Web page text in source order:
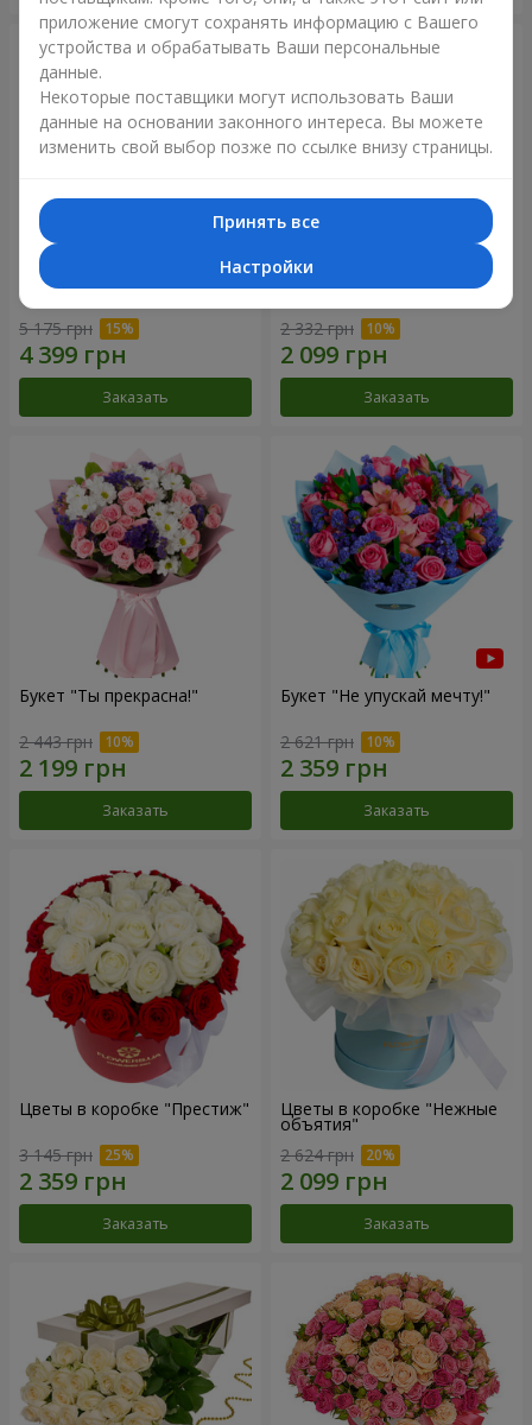
51 белая хризантема
5 175 грн
Заказать
Романтический букет
2 332 грн
Заказать
Букет "Ты прекрасна!"
2 443 грн
Заказать
Букет "Не упускай мечту!"
2 621 грн
Заказать
Цветы в коробке "Престиж"
3 145 грн
Заказать
Цветы в коробке "Нежные
объятия"
2 624 грн
Заказать
приложение смогут сохранять информацию с Вашего
устройства и обрабатывать Ваши персональные
данные.
Некоторые поставщики могут использовать Ваши
данные на основании законного интереса. Вы можете
изменить свой выбор позже по ссылке внизу страницы.
Принять все
Настройки